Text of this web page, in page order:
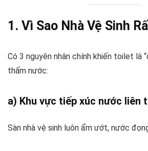
1. Vì Sao Nhà Vệ Sinh
Có 3 nguyên nhân chính khiến toilet là
thấm nước:
a) Khu vực tiếp xúc nước liên
Sàn nhà vệ sinh luôn ẩm ướt, nước